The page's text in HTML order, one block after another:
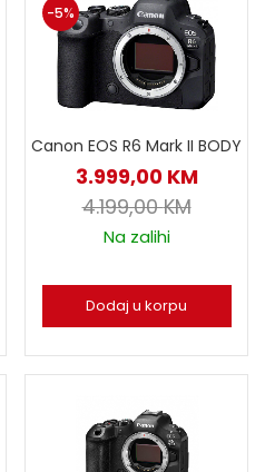
-5%
Canon EOS R6 Mark II BODY
3.999,00 KM
4.199,00KM
Na zalihi
Dodaj u korpu